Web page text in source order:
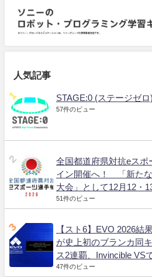
人気記事
STAGE:0 (ステージゼロ)
57件のビュー
全国都道府県対抗eスポ
イン開催へ！ 「新たな
大会」として12月12・
51件のビュー
【スト6】EVO 2026
が史上初のブランカ同
ス2連覇、Invincible VS
47件のビュー